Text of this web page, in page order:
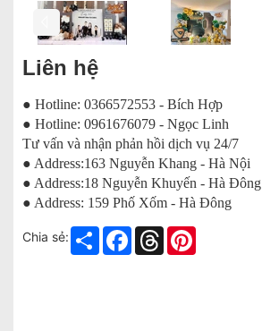
Liên hệ
● Hotline: 0366572553 - Bích Hợp
● Hotline: 0961676079 - Ngọc Linh
Tư vấn và nhận phản hồi dịch vụ 24/7
● Address:163 Nguyễn Khang - Hà Nội
● Address:18 Nguyễn Khuyến - Hà Đông
● Address: 159 Phố Xốm - Hà Đông
Chia sẻ: Share Facebook
Threads